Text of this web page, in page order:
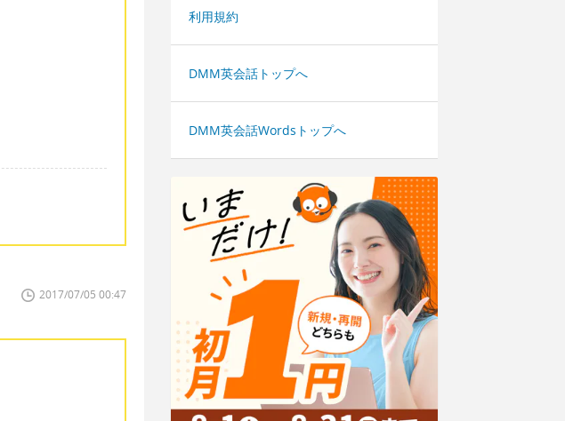
2017/07/05 00:47
利用規約
DMM英会話トップへ
DMM英会話Wordsトップへ